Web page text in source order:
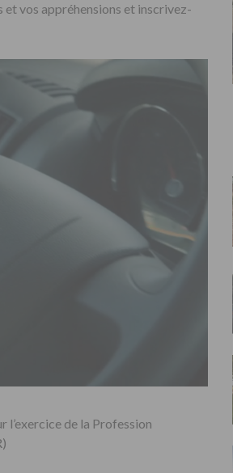
vos appréhensions et inscrivez-
l’exercice de la Profession